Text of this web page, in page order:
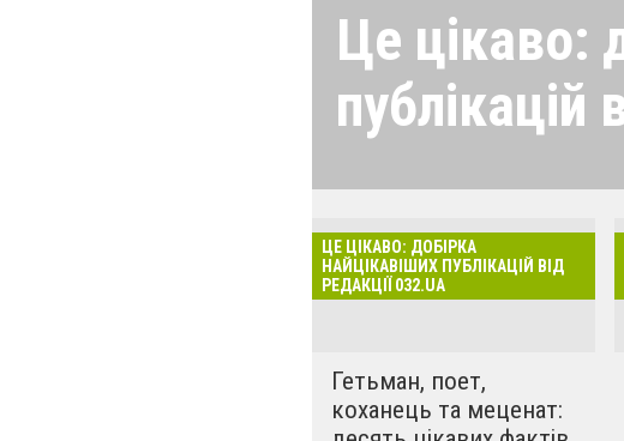
Це цікаво:
публікацій
що активно читали на
коментували і
соціальних мережах.
ЦЕ ЦІКАВО: ДОБІРКА
НАЙЦІКАВІШИХ ПУБЛІКАЦІЙ ВІД
РЕДАКЦІЇ 032.UA
Гетьман, поет,
коханець та меценат: